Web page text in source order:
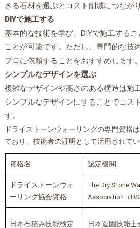
きる石材を選ぶとコスト削減につなが
DIYで施工する
基本的な技術を学び、DIYで施工する
ことが可能です。ただし、専門的な技
プロに依頼することをおすすめします。
シンプルなデザインを選ぶ
複雑なデザインや高さのある構造は施
シンプルなデザインにすることでコス
す。
ドライストーンウォーリングの専門資格
ており、技術者の証明として活用されてい
資格名 認定機関
ドライストーンウォ
ーリング協会資格
The Dry Stone
Association（
日本石積み技能検定 日本造園技能士